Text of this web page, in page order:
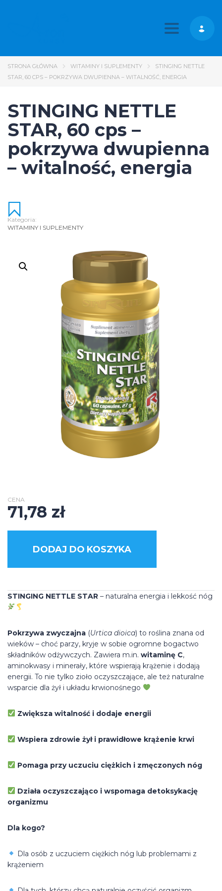
Toggle
STRONA GŁÓWNA WITAMINY I SUPLEMENTY
STINGING NETTLE
STAR, 60 CPS – POKRZYWA DWUPIENNA – WITALNOŚĆ, ENERGIA
STINGING NETTLE
STAR, 60 cps –
pokrzywa dwupienna
– witalność, energia
Kategoria:
WITAMINY I SUPLEMENTY
CENA
71,78 zł
DODAJ DO KOSZYKA
STINGING NETTLE STAR – naturalna energia i lekkość nóg
Pokrzywa zwyczajna (Urtica dioica) to roślina znana od
wieków – choć parzy, kryje w sobie ogromne bogactwo
składników odżywczych. Zawiera m.in. witaminę C,
aminokwasy i minerały, które wspierają krążenie i dodają
energii. To nie tylko zioło oczyszczające, ale też naturalne
wsparcie dla żył i układu krwionośnego
Zwiększa witalność i dodaje energii
Wspiera zdrowie żył i prawidłowe krążenie krwi
Pomaga przy uczuciu ciężkich i zmęczonych nóg
Działa oczyszczająco i wspomaga detoksykację
organizmu
Dla kogo?
Dla osób z uczuciem ciężkich nóg lub problemami z
krążeniem